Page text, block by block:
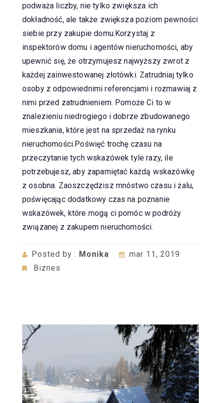
podważa liczby, nie tylko zwiększa ich
dokładność, ale także zwiększa poziom pewności
siebie przy zakupie domu.Korzystaj z
inspektorów domu i agentów nieruchomości, aby
upewnić się, że otrzymujesz najwyższy zwrot z
każdej zainwestowanej złotówki. Zatrudniaj tylko
osoby z odpowiednimi referencjami i rozmawiaj z
nimi przed zatrudnieniem. Pomoże Ci to w
znalezieniu niedrogiego i dobrze zbudowanego
mieszkania, które jest na sprzedaż na rynku
nieruchomości.Poświęć trochę czasu na
przeczytanie tych wskazówek tyle razy, ile
potrzebujesz, aby zapamiętać każdą wskazówkę
z osobna. Zaoszczędzisz mnóstwo czasu i żalu,
poświęcając dodatkowy czas na poznanie
wskazówek, które mogą ci pomóc w podróży
związanej z zakupem nieruchomości.
Posted by : Monika
mar 11, 2019
Biznes